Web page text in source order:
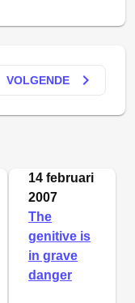
VOLGENDE keyboard_arrow_right
14 februari
2007
The
genitive is
in grave
danger